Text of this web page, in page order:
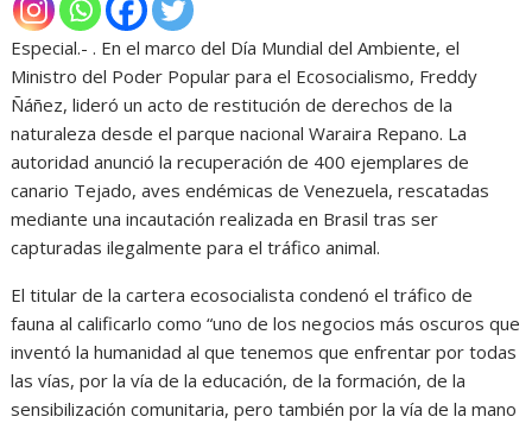
Especial.- . En el marco del Día Mundial del Ambiente, el
Ministro del Poder Popular para el Ecosocialismo, Freddy
Ñáñez, lideró un acto de restitución de derechos de la
naturaleza desde el parque nacional Waraira Repano. La
autoridad anunció la recuperación de 400 ejemplares de
canario Tejado, aves endémicas de Venezuela, rescatadas
mediante una incautación realizada en Brasil tras ser
capturadas ilegalmente para el tráfico animal.
El titular de la cartera ecosocialista condenó el tráfico de
fauna al calificarlo como “uno de los negocios más oscuros que
inventó la humanidad al que tenemos que enfrentar por todas
las vías, por la vía de la educación, de la formación, de la
sensibilización comunitaria, pero también por la vía de la mano